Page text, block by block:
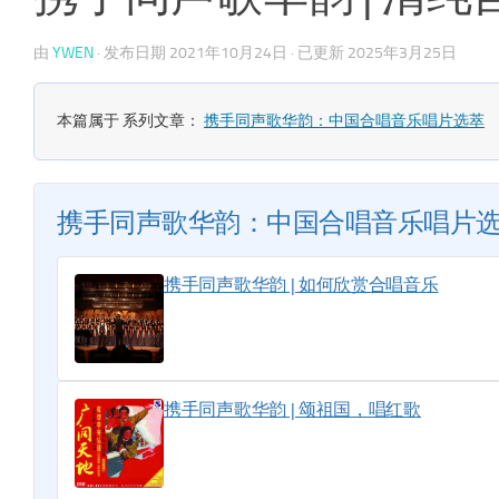
由 YWEN · 发布日期 2021年10月24日 · 已更新 2025年3月25日
本篇属于 系列文章： 携手同声歌华韵：中国合唱音乐唱片选萃
携手同声歌华韵：中国合唱音乐唱片
携手同声歌华韵 | 如何欣赏合唱音乐
携手同声歌华韵 | 颂祖国，唱红歌